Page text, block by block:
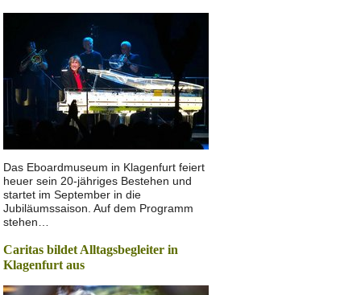
Das Eboardmuseum in Klagenfurt feiert
heuer sein 20-jähriges Bestehen und
startet im September in die
Jubiläumssaison. Auf dem Programm
stehen…
Caritas bildet Alltagsbegleiter in
Klagenfurt aus